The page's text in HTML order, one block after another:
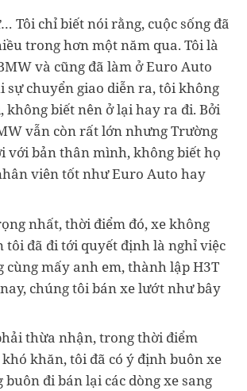
Tôi chỉ biết nói rằng, cuộc sống đã
trong hơn một năm qua. Tôi là
và cũng đã làm ở Euro Auto
sự chuyển giao diễn ra, tôi không
không biết nên ở lại hay ra đi. Bởi
vẫn còn rất lớn nhưng Trường
với bản thân mình, không biết họ
viên tốt như Euro Auto hay
nhất, thời điểm đó, xe không
tôi đã đi tới quyết định là nghỉ việc
cùng mấy anh em, thành lập H3T
chúng tôi bán xe lướt như bây
thừa nhận, trong thời điểm
khăn, tôi đã có ý định buôn xe
buôn đi bán lại các dòng xe sang